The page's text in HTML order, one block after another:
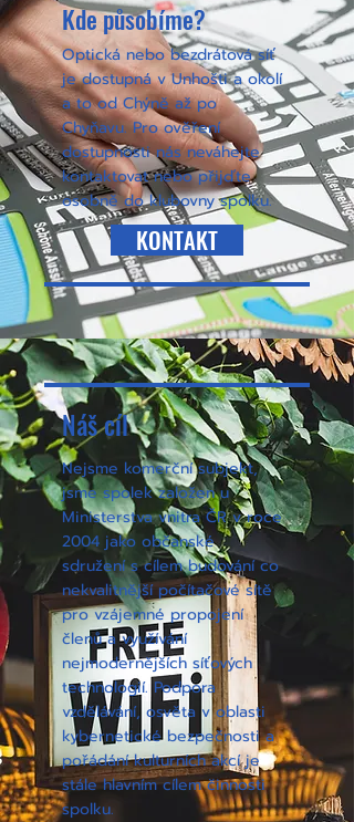
Kde působíme?
Optická nebo bezdrátová síť
je dostupná v Unhošti a okolí
a to od Chýně až po
Chyňavu. Pro ověření
dostupnosti nás neváhejte
kontaktovat nebo přijďte
osobně do klubovny spolku.
KONTAKT
Náš cíl
​Nejsme komerční subjekt,
jsme spolek založen u
Ministerstva vnitra ČR v roce
2004 jako občanské
sdružení s cílem budování co
nekvalitnější počítačové sítě
pro vzájemné propojení
členů a využívání
nejmodernějších síťových
technologií. Podpora
vzdělávání, osvěta v oblasti
kybernetické bezpečnosti a
pořádání kulturních akcí je
stále hlavním cílem činnosti
spolku.